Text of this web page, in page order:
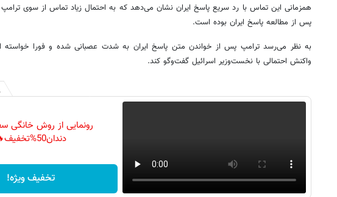
همزمانی این تماس با رد سریع پاسخ ایران نشان می‌دهد که به احتمال زیاد تماس از سوی ترامپ
پس از مطالعه پاسخ ایران بوده است.
به نظر می‌رسد ترامپ پس از خواندن متن پاسخ ایران به شدت عصبانی شده و فورا خواسته
واکنش احتمالی با نخست‌وزیر اسرائیل گفت‌وگو کند.
رونمایی از روش خانگی
دندان50%تخفیف🔥
تخفیف ویژه!